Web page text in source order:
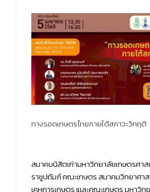
ทางรอดเกษตรไทยภายใต้สภาวะวิกฤติ
สมาคมนิสิตเก่ามหาวิทยาลัยเกษตรศา
ราชูปถัมภ์ คณะเกษตร สมาคมวิทยาศา
เคหการเกษตร แเละคณะเกษตร มหาวิท